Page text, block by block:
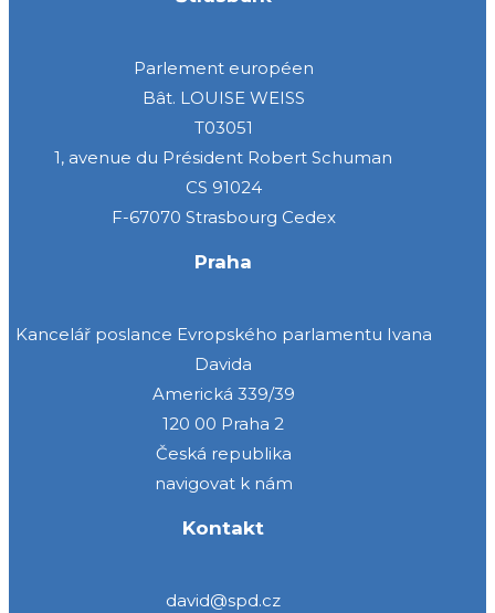
Parlement européen
Bât. LOUISE WEISS
T03051
1, avenue du Président Robert Schuman
CS 91024
F-67070 Strasbourg Cedex
Praha
Kancelář poslance Evropského parlamentu Ivana
Davida
Americká 339/39
120 00 Praha 2
Česká republika
navigovat k nám
Kontakt
david@spd.cz